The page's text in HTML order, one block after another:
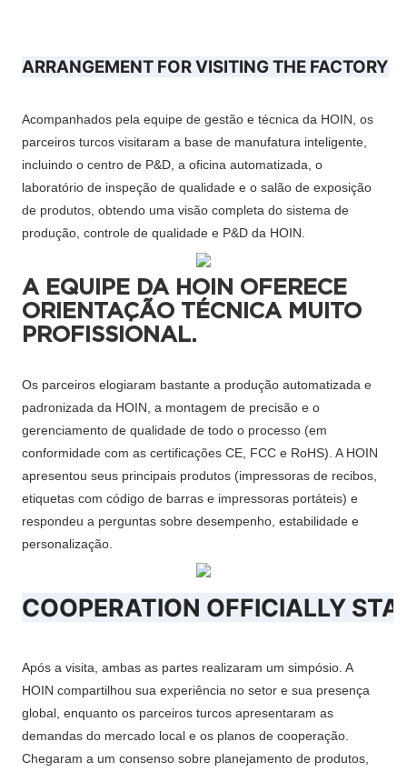
ARRANGEMENT FOR VISITING THE FACTORY
Acompanhados pela equipe de gestão e técnica da HOIN, os
parceiros turcos visitaram a base de manufatura inteligente,
incluindo o centro de P&D, a oficina automatizada, o
laboratório de inspeção de qualidade e o salão de exposição
de produtos, obtendo uma visão completa do sistema de
produção, controle de qualidade e P&D da HOIN.
A EQUIPE DA HOIN OFERECE
ORIENTAÇÃO TÉCNICA MUITO
PROFISSIONAL.
Os parceiros elogiaram bastante a produção automatizada e
padronizada da HOIN, a montagem de precisão e o
gerenciamento de qualidade de todo o processo (em
conformidade com as certificações CE, FCC e RoHS). A HOIN
apresentou seus principais produtos (impressoras de recibos,
etiquetas com código de barras e impressoras portáteis) e
respondeu a perguntas sobre desempenho, estabilidade e
personalização.
COOPERATION OFFICIALLY
Após a visita, ambas as partes realizaram um simpósio. A
HOIN compartilhou sua experiência no setor e sua presença
global, enquanto os parceiros turcos apresentaram as
demandas do mercado local e os planos de cooperação.
Chegaram a um consenso sobre planejamento de produtos,